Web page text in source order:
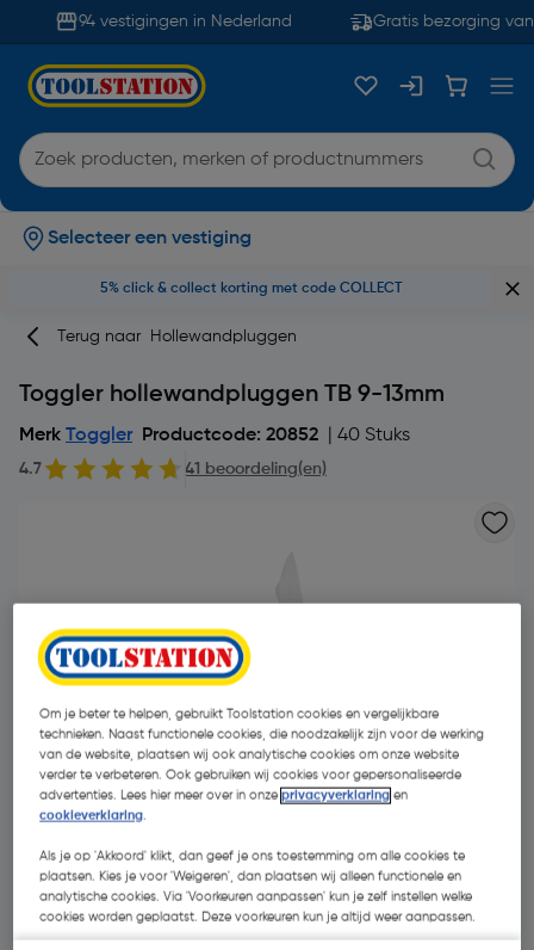
94 vestigingen in Nederland Gratis bezorging
Selecteer een vestiging
5% click & collect korting met code COLLECT
Terug naar Hollewandpluggen
Toggler hollewandpluggen TB 9-13mm
Merk Toggler Productcode: 20852 | 40 Stuks
4.7 41 beoordeling(en)
€ 15,22| Excl. btw € 12,58
Om je beter te helpen, gebruikt Toolstation cookies en vergelijkbare
technieken. Naast functionele cookies, die noodzakelijk zijn voor de werking
van de website, plaatsen wij ook analytische cookies om onze website
verder te verbeteren. Ook gebruiken wij cookies voor gepersonaliseerde
advertenties. Lees hier meer over in onzeprivacyverklaring en
cookieverklaring.
Als je op 'Akkoord' klikt, dan geef je ons toestemming om alle cookies te
plaatsen. Kies je voor 'Weigeren', dan plaatsen wij alleen functionele en
analytische cookies. Via 'Voorkeuren aanpassen' kun je zelf instellen welke
cookies worden geplaatst. Deze voorkeuren kun je altijd weer aanpassen.